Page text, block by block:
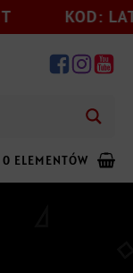
KOD:
0 ELEMENTÓW